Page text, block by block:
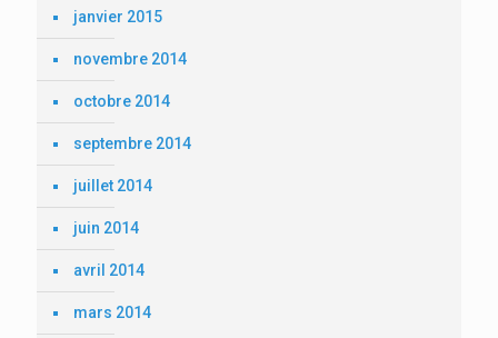
janvier 2015
novembre 2014
octobre 2014
septembre 2014
juillet 2014
juin 2014
avril 2014
mars 2014